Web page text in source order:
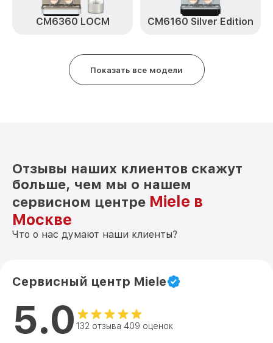
CM6360 LOCM CM6160 Silver Edition
Показать все модели
Отзывы наших клиентов скажут
больше, чем мы о нашем
сервисном центре Miele в
Москве
Что о нас думают наши клиенты?
Сервисный центр Miele
5.0 132 отзыва 409 оценок